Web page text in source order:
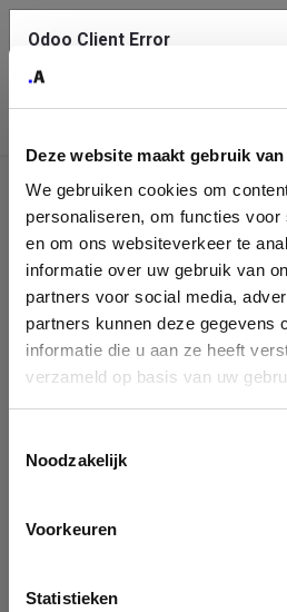
Deze website maakt gebruik
We gebruiken cookies om
personaliseren, om functies voor
en om ons websiteverkeer te
informatie over uw gebruik van
partners voor social media,
partners kunnen deze gegevens
informatie die u aan ze heeft
verzameld op basis van uw
Noodzakelijk
Voorkeuren
Statistieken
Helpdesk
There is no public Helpdesk team
Odoo Client Error
service.
See details
Ok